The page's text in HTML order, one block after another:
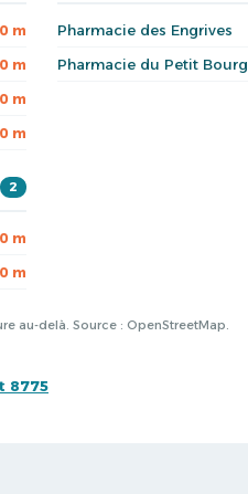
m
m
m
m
Pharmacie des Engrives
Pharmacie du Petit Bourg
2
m
m
au-delà. Source : OpenStreetMap.
8775